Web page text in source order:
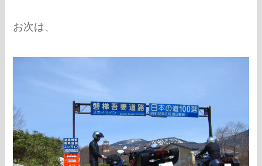
お次は、